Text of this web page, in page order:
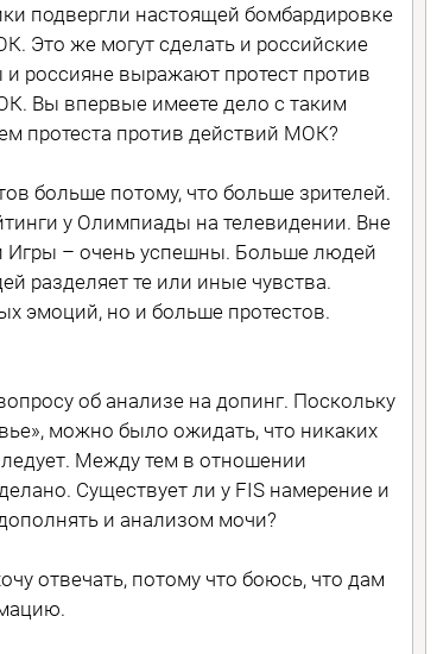
подвергли настоящей бомбардировке
Это же могут сделать и российские
россияне выражают протест против
Вы впервые имеете дело с таким
протеста против действий МОК?
больше потому, что больше зрителей.
у Олимпиады на телевидении. Вне
Игры – очень успешны. Больше людей
разделяет те или иные чувства.
эмоций, но и больше протестов.
об анализе на допинг. Поскольку
можно было ожидать, что никаких
Между тем в отношении
Существует ли у FIS намерение и
и анализом мочи?
отвечать, потому что боюсь, что дам